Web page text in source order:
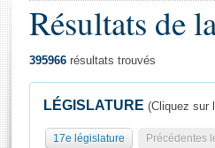
Général
Résultats de
395966 résultats trouvés
LÉGISLATURE (Cliquez sur
17e législature Précédentes